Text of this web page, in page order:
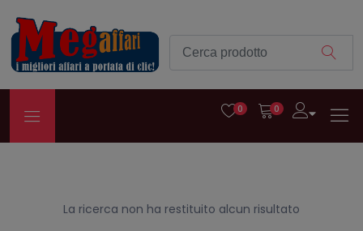
0 0
La ricerca non ha restituito alcun risultato